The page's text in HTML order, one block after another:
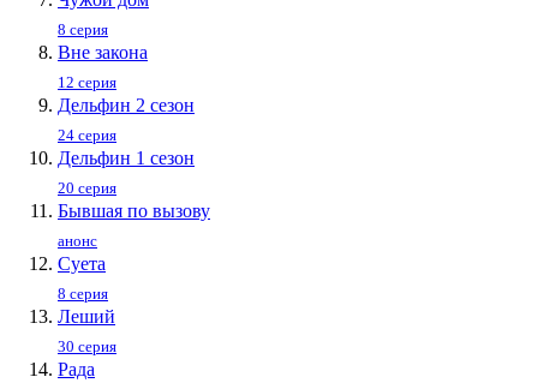
8 серия
Вне закона
12 серия
Дельфин 2 сезон
24 серия
Дельфин 1 сезон
20 серия
Бывшая по вызову
анонс
Суета
8 серия
Леший
30 серия
Рада